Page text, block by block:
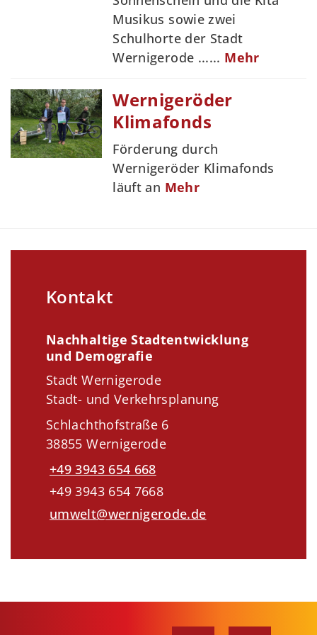
Musikus sowie zwei
Schulhorte der Stadt
Wernigerode ...... Mehr
Wernigeröder
Klimafonds
Förderung durch
Wernigeröder Klimafonds
läuft an Mehr
Kontakt
Nachhaltige Stadtentwicklung
und Demografie
Stadt Wernigerode
Stadt- und Verkehrsplanung
Schlachthofstraße 6
38855 Wernigerode
+49 3943 654 668
+49 3943 654 7668
umwelt@wernigerode.de